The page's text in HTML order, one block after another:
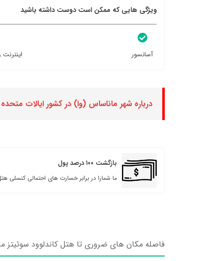
ویژگی هایی که ممکن است دوست داشته باشید
آسانسور اینترنت
درباره شهر ماناساس (وا) در کشور ایالات متحده
بازگشت ۱۰۰ درصد پول
ما شمارا در برابر خسارت های احتمالی کنسلی
فاصله مکان های ضروری تا هتل کاندلوود سوئیتز